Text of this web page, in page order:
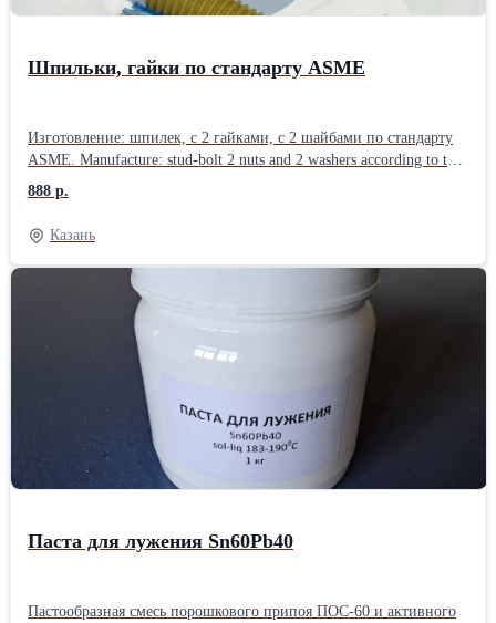
Шпильки, гайки по стандарту ASME
Изготовление: шпилек, с 2 гайками, с 2 шайбами по стандарту
ASME. Manufacture: stud-bolt 2 nuts and 2 washers according to the
ASME standard. Шпилька с непрерывной резьбой ASME В
18.31.2, с гайкой ASME B 18.2.2; для высоких температур;
низких температур, из жаропрочных сплавов; коррозийно-
устойчивые сплавы; дуплекс. Сталь: A193; А320; A453; F468;
A182. Размер резьбы: 1/4; 5/16; 3/8; 7/16; 1/2; 9/16; 5/8; 3/4; 7/8;
1; 1-1/4; 1-1/8; 1-3/8; 1-1/2; 1-5/8; 1-3/4; 1-7/8; 2; 2-1/4; 2-1/2.
Длинна от 60 до 500 мм., Покрытие: гальваническое
цинкование, горячее цинкование, Xylan 1014. При отгрузке
предоставляется паспорт, сертификат, комплектовочная
ведомость. При запросе есть возможность нанесения
888 р.
Казань
Паста для лужения Sn60Pb40
Пастообразная смесь порошкового припоя ПОС-60 и активного